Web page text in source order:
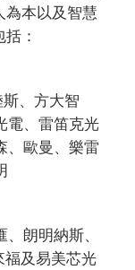
為本以及智慧
：
、方大智
電、雷笛克光
、歐曼、樂雷
朗明納斯、
福及易美芯光